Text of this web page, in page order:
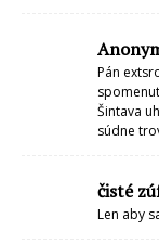
Pán
Šintava
súdne
čisté
Len aby